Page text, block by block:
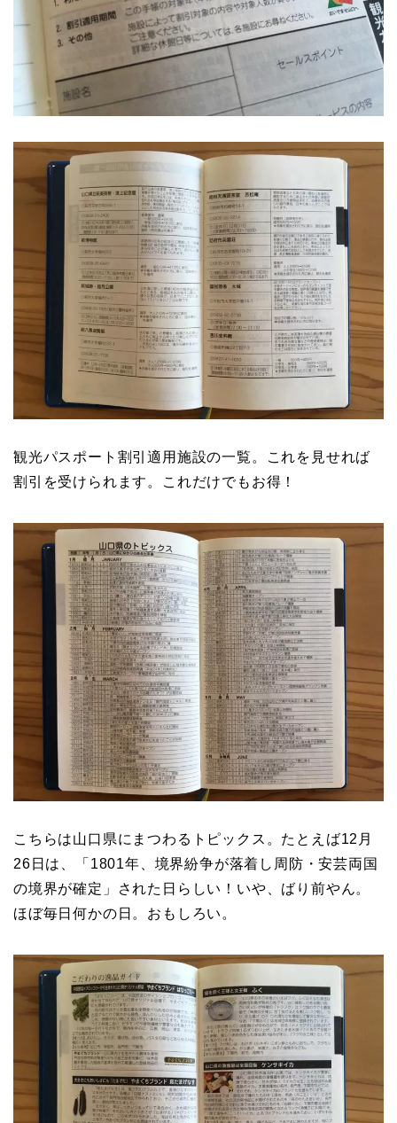
観光パスポート割引適用施設の一覧。これを見せれば
割引を受けられます。これだけでもお得！
こちらは山口県にまつわるトピックス。たとえば12月
26日は、「1801年、境界紛争が落着し周防・安芸両国
の境界が確定」された日らしい！いや、ばり前やん。
ほぼ毎日何かの日。おもしろい。